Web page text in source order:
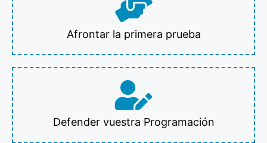
Afrontar la primera prueba
Defender vuestra Programación